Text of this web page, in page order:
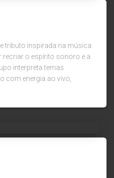
tributo inspirada na música
o espírito sonoro e a
interpreta temas
com energia ao vivo,